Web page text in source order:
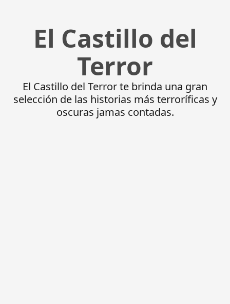
El Castillo del
Terror
El Castillo del Terror te brinda una gran
selección de las historias más terroríficas y
oscuras jamas contadas.